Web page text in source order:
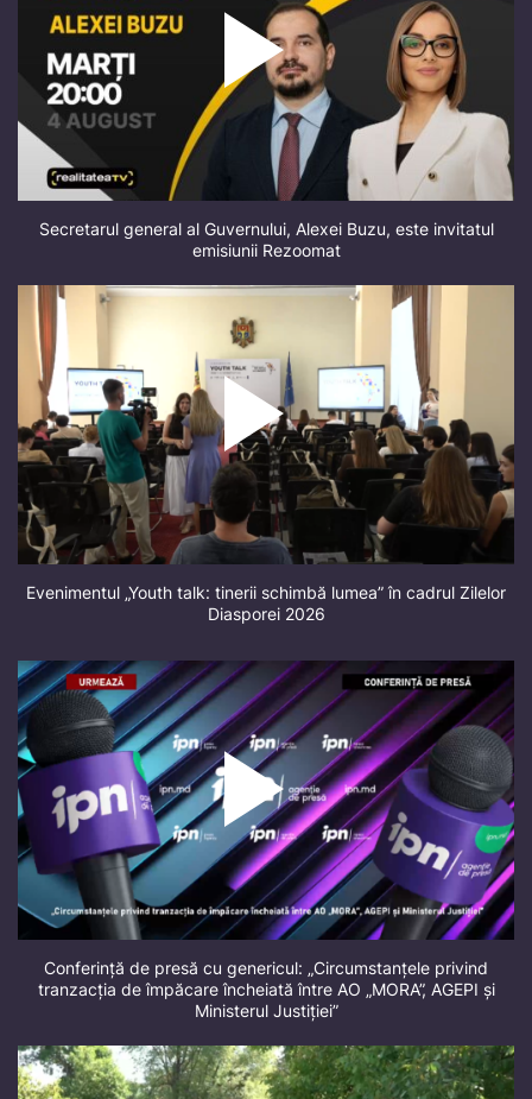
Secretarul general al Guvernului, Alexei Buzu, este invitatul
emisiunii Rezoomat
Evenimentul „Youth talk: tinerii schimbă lumea” în cadrul Zilelor
Diasporei 2026
Conferință de presă cu genericul: „Circumstanțele privind
tranzacția de împăcare încheiată între AO „MORA”, AGEPI și
Ministerul Justiției”